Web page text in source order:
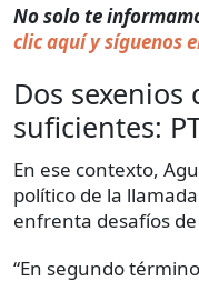
No solo te
clic aquí y síguenos
Dos sexenios
suficientes:
En ese contexto,
político de la llamada
enfrenta desafíos
“En segundo